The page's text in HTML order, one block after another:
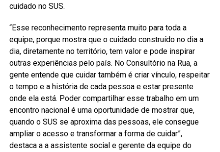
cuidado no SUS.
“Esse reconhecimento representa muito para toda a
equipe, porque mostra que o cuidado construído no dia a
dia, diretamente no território, tem valor e pode inspirar
outras experiências pelo país. No Consultório na Rua, a
gente entende que cuidar também é criar vínculo, respeitar
o tempo e a história de cada pessoa e estar presente
onde ela está. Poder compartilhar esse trabalho em um
encontro nacional é uma oportunidade de mostrar que,
quando o SUS se aproxima das pessoas, ele consegue
ampliar o acesso e transformar a forma de cuidar”,
destaca a a assistente social e gerente da equipe do